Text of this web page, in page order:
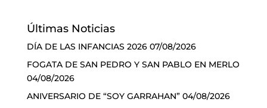
Últimas Noticias
DÍA DE LAS INFANCIAS 2026 07/08/2026
FOGATA DE SAN PEDRO Y SAN PABLO EN MERLO
04/08/2026
ANIVERSARIO DE “SOY GARRAHAN” 04/08/2026